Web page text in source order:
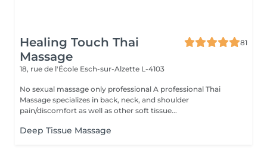
Healing Touch Thai
Massage
81
18, rue de l'École Esch-sur-Alzette L-4103
No sexual massage only professional A professional Thai
Massage specializes in back, neck, and shoulder
pain/discomfort as well as other soft tissue...
Deep Tissue Massage